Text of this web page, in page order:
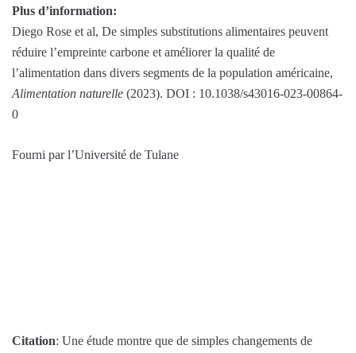
Plus d’information:
Diego Rose et al, De simples substitutions alimentaires peuvent
réduire l’empreinte carbone et améliorer la qualité de
l’alimentation dans divers segments de la population américaine,
Alimentation naturelle (2023). DOI : 10.1038/s43016-023-00864-
0
Fourni par l’Université de Tulane
Citation: Une étude montre que de simples changements de